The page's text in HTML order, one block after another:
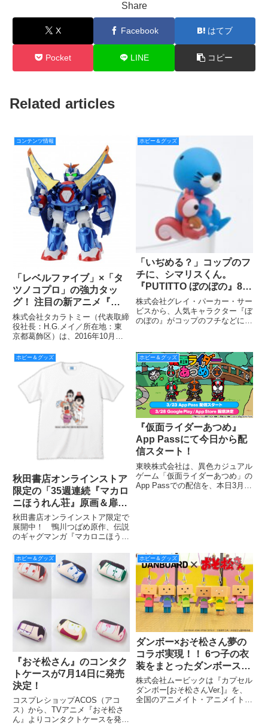
Share
X Facebook はてブ
Pocket LINE コピー
Related articles
コンテンツ情報
「レベルファイブ」×「タ
ツノコプロ」の強力タッ
グ！ 注目の新アニメ『タ
イムボカン24』の玩具展開
が今秋スタート！
株式会社タカラトミー（代表取締
役社長：H.G.メイ／所在地：東
京都葛飾区）は、2016年10月よ
新テレビシリーズ『タイムボカン
２４（トゥエンティーフォー）』
の玩具を中心とした商品化権を取
得したことを発表！ フィ
ホビー＆グッズ
「いぢめる？」コップのフ
チに、シマリスくん。
『PUTITTO ぼのぼの』8月
発売予定でぃす。
株式会社グレイ・パーカー・サー
ビスから、人気キャラクター『ぼ
のぼの』がコップのフチなどに引
ホビー＆グッズ
秋田書店オンラインストア
限定の「35週連続『マカロ
ニほうれん荘』原画＆扉絵
Tシャツ企画」より第30弾
を紹介！
秋田書店オンラインストア限定で
展開中！ 鴨川つばめ原作、伝説
のギャグマンガ『マカロニほうれ
うれん荘』原画＆扉絵Tシャツ企
画」もいよいよ第30弾でラスト
スパート突入!! そして第30弾は
１月20日24時締め切り！
ホビー＆グッズ
『仮面ライダーあつめ』
App Passにて今日から配
信スタート！
東映株式会社は、異色カジュアル
ゲーム「仮面ライダーあつめ」の
App Passでの配信を、本日3月23
ホビー＆グッズ
『おそ松さん』のコンタク
トケースが7月14日に発売
決定！
コスプレショップACOS（アコ
ス）から、TVアニメ『おそ松さ
ん』よりコンタクトケースを発売
ホビー＆グッズ
ダンボー×おそ松さん夢の
コラボ実現！！ 6つ子の衣
装をまとったダンボースト
ラップが発売決定！
株式会社ムービックは『カプセル
ダンボー[おそ松さんVer.]』を、
全国のアニメイト・アニメイトオ